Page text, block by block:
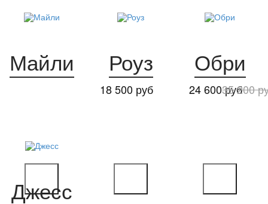
Майли
18 500 руб
Роуз
24 600 руб
Обри
35 200
Джесс